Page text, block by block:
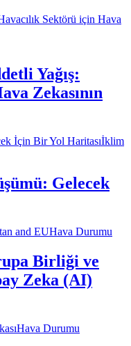
Yağış:
Zekasının
İklim
Gelecek
Hava Durumu
Birliği ve
Zeka (AI)
Hava Durumu